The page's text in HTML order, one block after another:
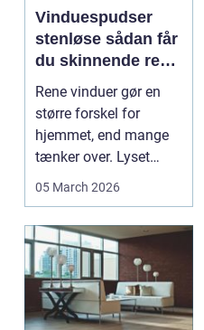
Vinduespudser
stenløse sådan får
du skinnende rene
ruder året rundt
Rene vinduer gør en
større forskel for
hjemmet, end mange
tænker over. Lyset
falder anderledes ind,
05 March 2026